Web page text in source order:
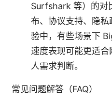
Surfshark 等）的对
布、协议支持、隐
验中，有些场景下
速度表现可能更适
人需求判断。
常见问题解答（FAQ）